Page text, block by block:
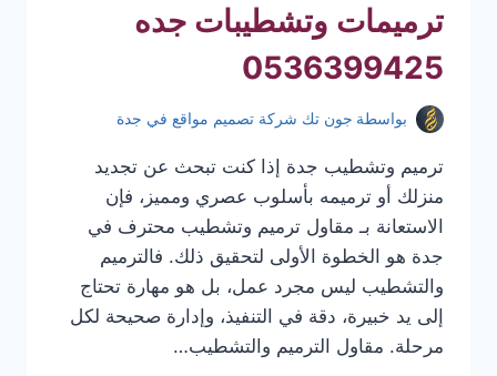
ترميمات وتشطيبات جده
0536399425
بواسطة جون تك شركة تصميم مواقع في جدة
ترميم وتشطيب جدة إذا كنت تبحث عن تجديد
منزلك أو ترميمه بأسلوب عصري ومميز، فإن
الاستعانة بـ مقاول ترميم وتشطيب محترف في
جدة هو الخطوة الأولى لتحقيق ذلك. فالترميم
والتشطيب ليس مجرد عمل، بل هو مهارة تحتاج
إلى يد خبيرة، دقة في التنفيذ، وإدارة صحيحة لكل
مرحلة. مقاول الترميم والتشطيب…